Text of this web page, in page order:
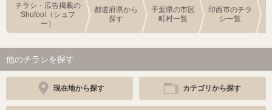
チラシ・広告掲載の
Shufoo!（シュフ
ー）
都道府県から
探す
千葉県の市区
町村一覧
印西市のチラ
シ一覧
他のチラシを探す
現在地から探す カテゴリから探す